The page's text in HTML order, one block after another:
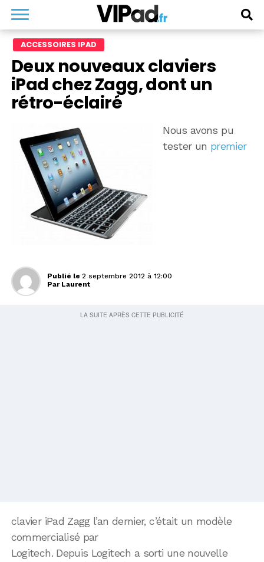
ACCESSOIRES IPAD
Deux nouveaux claviers
iPad chez Zagg, dont un
rétro-éclairé
Nous avons pu
tester un premier
Publié le 2 septembre 2012 à 12:00
Par Laurent
clavier iPad Zagg l’an dernier, c’était un modèle
commercialisé par
Logitech. Depuis Logitech a sorti une nouvelle